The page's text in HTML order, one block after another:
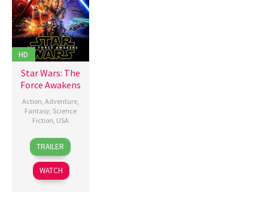
HD
Star Wars: The
Force Awakens
Action,Adventure,
Fantasy, Science
Fiction, USA
15
Dec
2015
J.J.
Abrams
TRAILER
WATCH